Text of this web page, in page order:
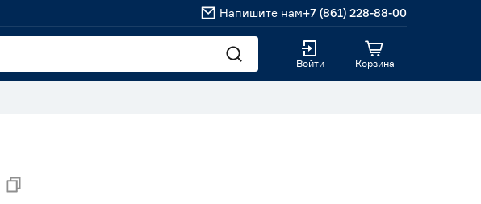
Напишите нам+7 (861) 228-88-00
Войти Корзина